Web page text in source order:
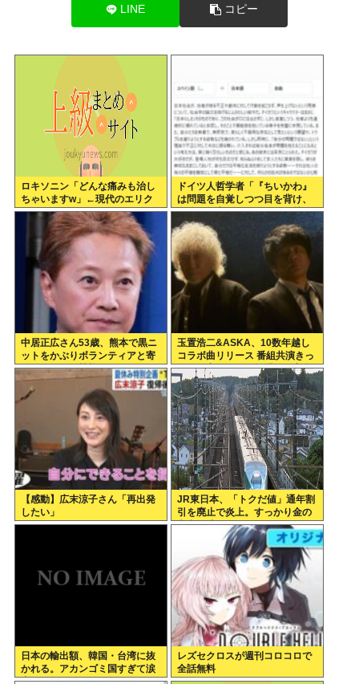
LINE コピー
ロキソニン「どんな痛みも治し
ちゃいますw」←現代のエリク
サーやろ…
ドイツ人哲学者「『ちいかわ』
は問題を自覚しつつ目を背け、
自分は無害という道徳的優越
感、堕落する国家日本そのもの
だ」
中居正広さん53歳、熊本で黒ニ
ットをかぶりボランティアと寄
付をしている模様
玉置浩二&ASKA、10数年越し
コラボ曲リリース 番組共演きっ
かけで実現…同い年盟友の完全
合作
【感動】広末涼子さん「再出発
したい」
JR東日本、「トクだ値」通年割
引を廃止で炎上。すっかり金の
亡者と成り下がったな
日本の輸出額、韓国・台湾に抜
かれる。アカンゴミ国すぎて涙
レズセクロスが週刊コロコロで
全話無料